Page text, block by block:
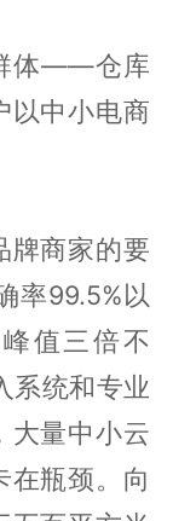
体——仓库
以中小电商
牌商家的要
率99.5%以
值三倍不
系统和专业
大量中小云
在瓶颈。向